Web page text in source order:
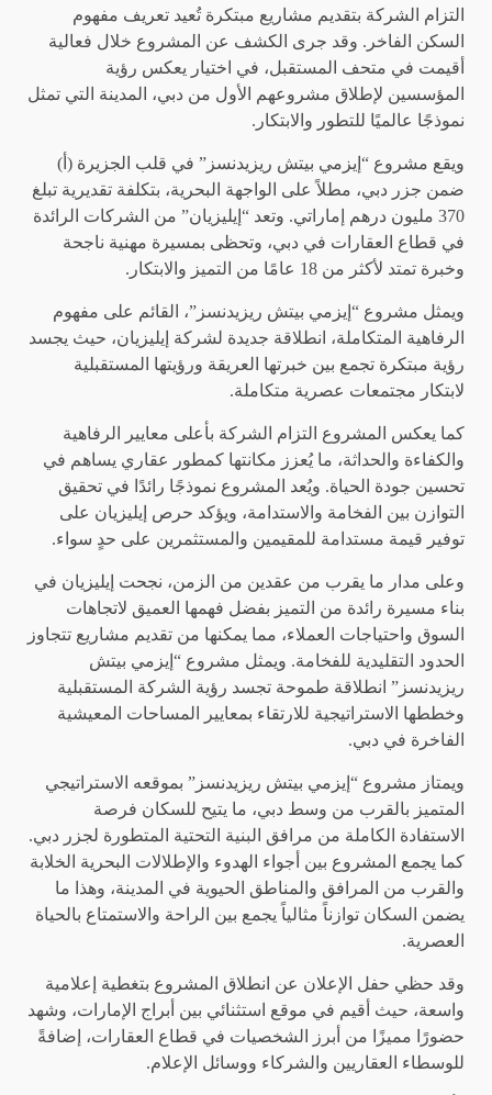
التزام الشركة بتقديم مشاريع مبتكرة تُعيد تعريف مفهوم
السكن الفاخر. وقد جرى الكشف عن المشروع خلال فعالية
أقيمت في متحف المستقبل، في اختيار يعكس رؤية
المؤسسين لإطلاق مشروعهم الأول من دبي، المدينة التي تمثل
نموذجًا عالميًا للتطور والابتكار.
ويقع مشروع “إيزمي بيتش ريزيدنسز” في قلب الجزيرة (أ)
ضمن جزر دبي، مطلاً على الواجهة البحرية، بتكلفة تقديرية تبلغ
370 مليون درهم إماراتي. وتعد “إيليزيان” من الشركات الرائدة
في قطاع العقارات في دبي، وتحظى بمسيرة مهنية ناجحة
وخبرة تمتد لأكثر من 18 عامًا من التميز والابتكار.
ويمثل مشروع “إيزمي بيتش ريزيدنسز”، القائم على مفهوم
الرفاهية المتكاملة، انطلاقة جديدة لشركة إيليزيان، حيث يجسد
رؤية مبتكرة تجمع بين خبرتها العريقة ورؤيتها المستقبلية
لابتكار مجتمعات عصرية متكاملة.
كما يعكس المشروع التزام الشركة بأعلى معايير الرفاهية
والكفاءة والحداثة، ما يُعزز مكانتها كمطور عقاري يساهم في
تحسين جودة الحياة. ويُعد المشروع نموذجًا رائدًا في تحقيق
التوازن بين الفخامة والاستدامة، ويؤكد حرص إيليزيان على
توفير قيمة مستدامة للمقيمين والمستثمرين على حدٍ سواء.
وعلى مدار ما يقرب من عقدين من الزمن، نجحت إيليزيان في
بناء مسيرة رائدة من التميز بفضل فهمها العميق لاتجاهات
السوق واحتياجات العملاء، مما يمكنها من تقديم مشاريع تتجاوز
الحدود التقليدية للفخامة. ويمثل مشروع “إيزمي بيتش
ريزيدنسز” انطلاقة طموحة تجسد رؤية الشركة المستقبلية
وخططها الاستراتيجية للارتقاء بمعايير المساحات المعيشية
الفاخرة في دبي.
ويمتاز مشروع “إيزمي بيتش ريزيدنسز” بموقعه الاستراتيجي
المتميز بالقرب من وسط دبي، ما يتيح للسكان فرصة
الاستفادة الكاملة من مرافق البنية التحتية المتطورة لجزر دبي.
كما يجمع المشروع بين أجواء الهدوء والإطلالات البحرية الخلابة
والقرب من المرافق والمناطق الحيوية في المدينة، وهذا ما
يضمن السكان توازناً مثالياً يجمع بين الراحة والاستمتاع بالحياة
العصرية.
وقد حظي حفل الإعلان عن انطلاق المشروع بتغطية إعلامية
واسعة، حيث أقيم في موقع استثنائي بين أبراج الإمارات، وشهد
حضورًا مميزًا من أبرز الشخصيات في قطاع العقارات، إضافةً
للوسطاء العقاريين والشركاء ووسائل الإعلام.